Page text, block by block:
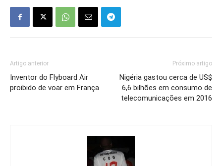
Artigo anterior
Inventor do Flyboard Air
proibido de voar em França
Próximo artigo
Nigéria gastou cerca de US$
6,6 bilhões em consumo de
telecomunicações em 2016